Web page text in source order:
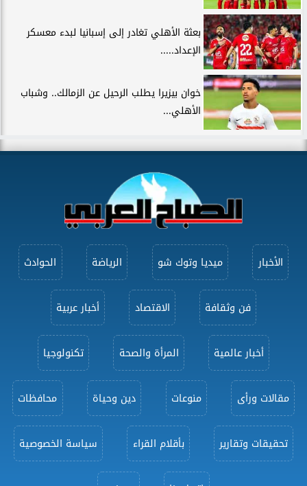
بعثة الأهلي تغادر إلى إسبانيا لبدء معسكر
الإعداد.....
خوان بيزيرا يطلب الرحيل عن الزمالك.. وشباب
الأهلي...
الأخبار ميديا وتوك شو الرياضة الحوادث
فن وثقافة الاقتصاد أخبار عربية
أخبار عالمية المرأة والصحة تكنولوجيا
مقالات ورأى منوعات دين وحياة محافظات
تحقيقات وتقارير بأقلام القراء سياسة الخصوصية